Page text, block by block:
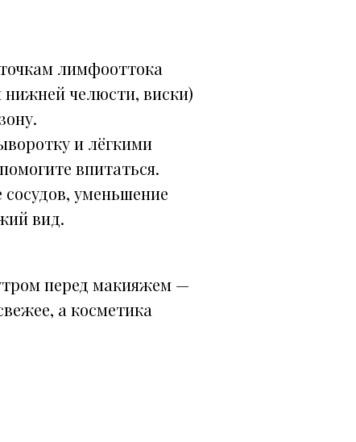
лимфооттока
нижней челюсти, виски)
и лёгкими
впитаться.
сосудов, уменьшение
вид.
перед макияжем —
а косметика